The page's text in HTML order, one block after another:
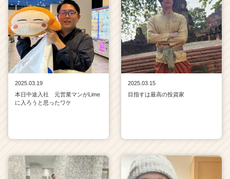
2025.03.19
本日中途入社 元営業マンがLime
に入ろうと思ったワケ
2025.03.15
目指すは最高の投資家